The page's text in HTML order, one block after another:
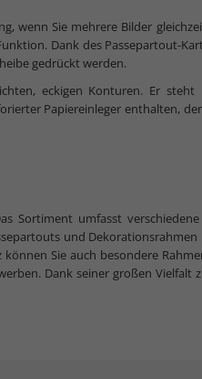
wenn Sie mehrere Bilder
Dank des Passepartout-
gedrückt werden.
eckigen Konturen. Er steht
Papiereinleger enthalten,
Sortiment umfasst
und
Sie auch besondere
Dank seiner großen Vielfalt